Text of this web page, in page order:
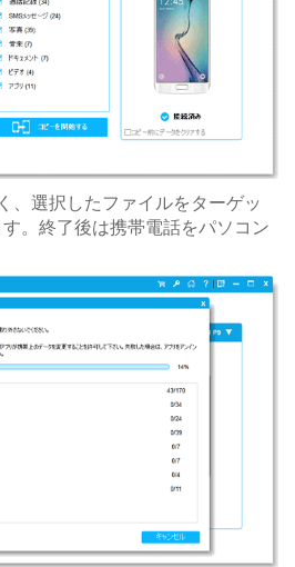
、選択したファイルをターゲッ
。終了後は携帯電話をパソコン